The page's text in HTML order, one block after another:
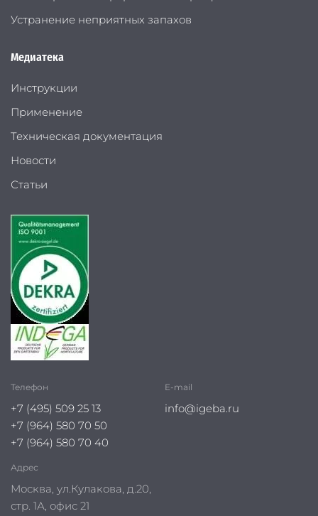
Устранение неприятных запахов
Медиатека
Инструкции
Применение
Техническая документация
Новости
Статьи
Телефон
+7 (495) 509 25 13
+7 (964) 580 70 50
+7 (964) 580 70 40
E-mail
info@igeba.ru
Адрес
Москва, ул.Кулакова, д.20,
стр. 1А, офис 21